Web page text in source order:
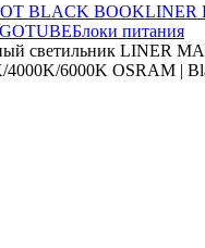
BLACK BOOKLINER
TUBEБлоки питания
светильник LINER
4000K/6000K OSRAM |